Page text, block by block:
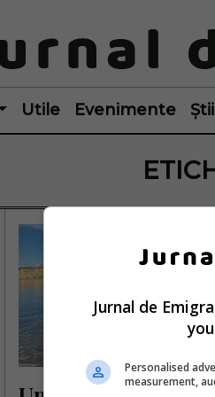
Utile Evenimente
Jurnal de
Personalised
measurement,